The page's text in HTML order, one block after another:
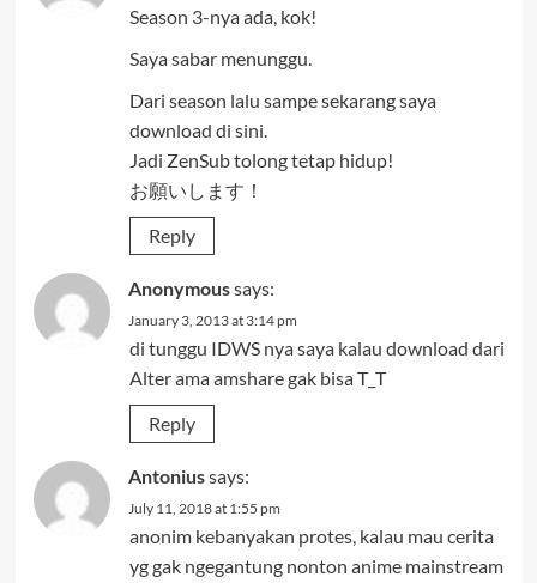
Season 3-nya ada, kok!
Saya sabar menunggu.
Dari season lalu sampe sekarang saya
download di sini.
Jadi ZenSub tolong tetap hidup!
お願いします！
Reply
Anonymoussays:
January 3, 2013 at 3:14 pm
di tunggu IDWS nya saya kalau download dari
Alter ama amshare gak bisa T_T
Reply
Antoniussays:
July 11, 2018 at 1:55 pm
anonim kebanyakan protes, kalau mau cerita
yg gak ngegantung nonton anime mainstream